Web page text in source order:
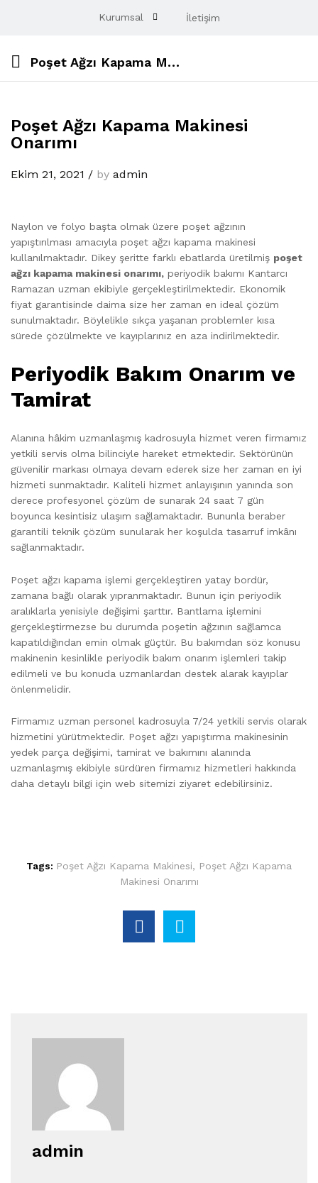
Kurumsal İletişim
Poşet Ağzı Kapama Makinesi Onarımı
Poşet Ağzı Kapama Makinesi
Onarımı
Ekim 21, 2021 / by admin
Naylon ve folyo başta olmak üzere poşet ağzının
yapıştırılması amacıyla poşet ağzı kapama makinesi
kullanılmaktadır. Dikey şeritte farklı ebatlarda üretilmiş poşet
ağzı kapama makinesi onarımı, periyodik bakımı Kantarcı
Ramazan uzman ekibiyle gerçekleştirilmektedir. Ekonomik
fiyat garantisinde daima size her zaman en ideal çözüm
sunulmaktadır. Böylelikle sıkça yaşanan problemler kısa
sürede çözülmekte ve kayıplarınız en aza indirilmektedir.
Periyodik Bakım Onarım ve
Tamirat
Alanına hâkim uzmanlaşmış kadrosuyla hizmet veren firmamız
yetkili servis olma bilinciyle hareket etmektedir. Sektörünün
güvenilir markası olmaya devam ederek size her zaman en iyi
hizmeti sunmaktadır. Kaliteli hizmet anlayışının yanında son
derece profesyonel çözüm de sunarak 24 saat 7 gün
boyunca kesintisiz ulaşım sağlamaktadır. Bununla beraber
garantili teknik çözüm sunularak her koşulda tasarruf imkânı
sağlanmaktadır.
Poşet ağzı kapama işlemi gerçekleştiren yatay bordür,
zamana bağlı olarak yıpranmaktadır. Bunun için periyodik
aralıklarla yenisiyle değişimi şarttır. Bantlama işlemini
gerçekleştirmezse bu durumda poşetin ağzının sağlamca
kapatıldığından emin olmak güçtür. Bu bakımdan söz konusu
makinenin kesinlikle periyodik bakım onarım işlemleri takip
edilmeli ve bu konuda uzmanlardan destek alarak kayıplar
önlenmelidir.
Firmamız uzman personel kadrosuyla 7/24 yetkili servis olarak
hizmetini yürütmektedir. Poşet ağzı yapıştırma makinesinin
yedek parça değişimi, tamirat ve bakımını alanında
uzmanlaşmış ekibiyle sürdüren firmamız hizmetleri hakkında
daha detaylı bilgi için web sitemizi ziyaret edebilirsiniz.
Tags: Poşet Ağzı Kapama Makinesi, Poşet Ağzı Kapama
Makinesi Onarımı
admin